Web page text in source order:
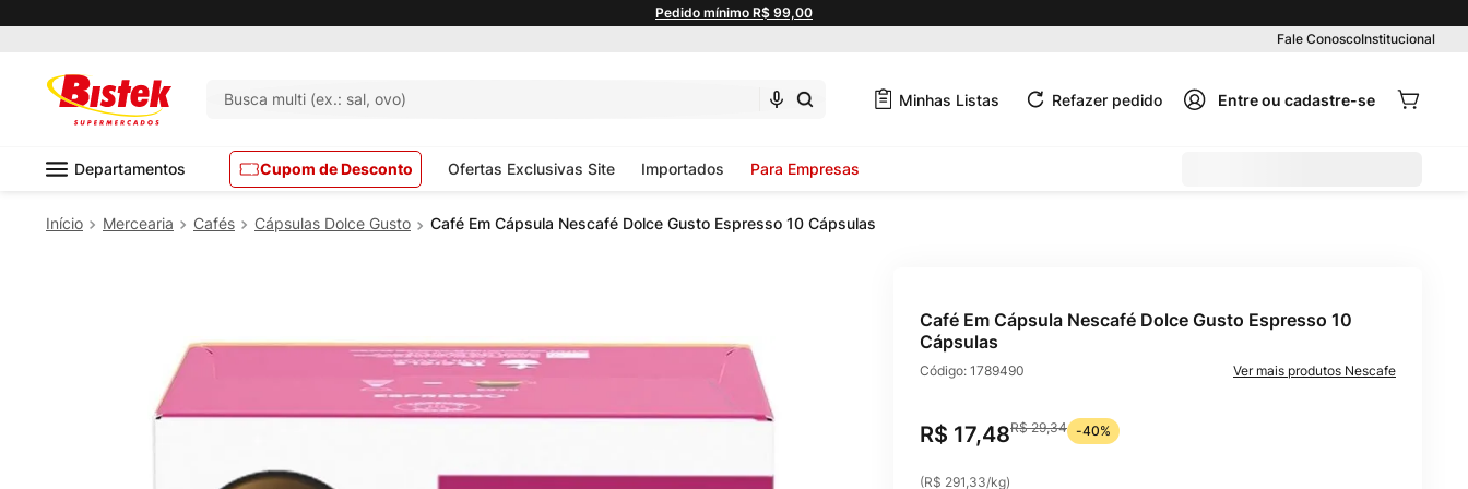
Pedido mínimo R$ 99,00
Fale ConoscoInstitucional
Busca multi (ex.: sal, ovo) Minhas Listas Refazer pedido
Departamentos Cupom de Desconto Ofertas Exclusivas Site Importados Para Empresas
Mercearia Cafés Cápsulas Dolce Gusto Café Em Cápsula Nescafé Dolce Gusto Espresso 10 Cápsulas
Café Em Cápsula Nescafé Dolce Gusto Espresso 10
Cápsulas
Código: 1789490 Nescafe
R$ 17,48R$ 29,34 -40%
(R$ 291,33/kg)